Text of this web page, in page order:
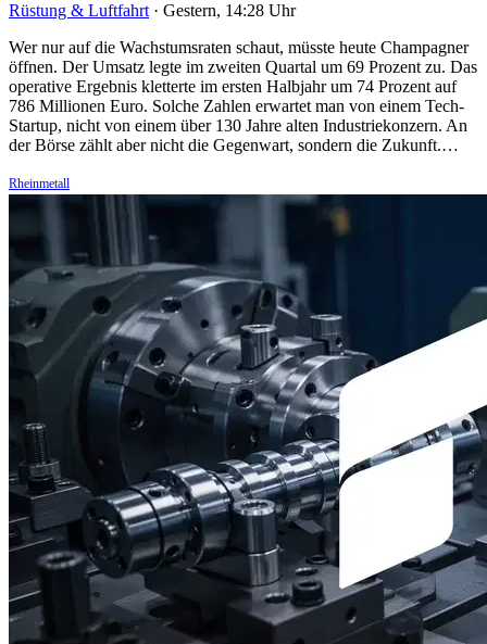
Rüstung & Luftfahrt · Gestern, 14:28 Uhr
Wer nur auf die Wachstumsraten schaut, müsste heute Champagner
öffnen. Der Umsatz legte im zweiten Quartal um 69 Prozent zu. Das
operative Ergebnis kletterte im ersten Halbjahr um 74 Prozent auf
786 Millionen Euro. Solche Zahlen erwartet man von einem Tech-
Startup, nicht von einem über 130 Jahre alten Industriekonzern. An
der Börse zählt aber nicht die Gegenwart, sondern die Zukunft.…
Rheinmetall